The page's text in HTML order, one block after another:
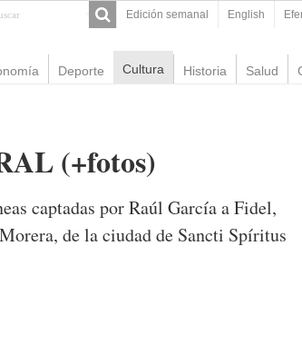
Edición semanal English
Deporte Cultura Historia Salud
(+fotos)
captadas por Raúl García a Fidel,
de la ciudad de Sancti Spíritus